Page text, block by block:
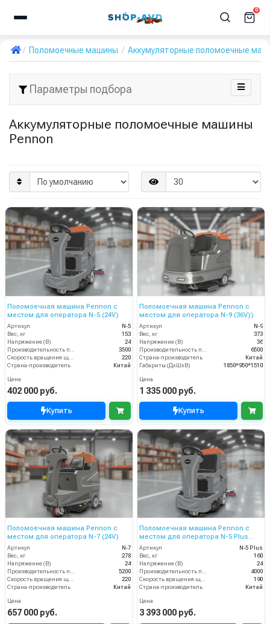
0
Поломоечные машины Аккумуляторные поломоечные
Параметры подбора
Аккумуляторные поломоечные машины
Pennon
Поломоечная машина Pennon с
местом для оператора N-5 (24V)
Артикул
N-5
Вес, кг
153
Напряжение (В)
24
3500
220
Страна-производитель
Китай
Цена
402 000 руб.
Купить
Поломоечная машина Pennon с
местом для оператора N-9 (36V))
Артикул
N-9
Вес, кг
373
Напряжение (В)
36
6500
Страна-производитель
Китай
Габариты (ДхШхВ)
1850*950*1510
Цена
1 335 000 руб.
Купить
Поломоечная машина Pennon с
местом для оператора N-7 (24V)
Артикул
N-7
Вес, кг
278
Напряжение (В)
24
Производительность по площади (м2/ч)
5200
Скорость вращения щётки (об/мин)
220
Страна-производитель
Китай
Цена
657 000 руб.
Поломоечная машина Pennon с
местом для оператора N-5 Plus
(24V)
Артикул
N-5 Plus
Вес, кг
160
Напряжение (В)
24
Производительность по площади (м2/ч)
4000
Скорость вращения щётки (об/мин)
190
Страна-производитель
Китай
Цена
3 393 000 руб.